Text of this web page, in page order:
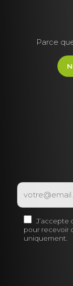
Parce
J’accepte
pour recevoir
uniquement.